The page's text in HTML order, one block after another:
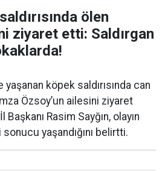
ölen
ziyaret etti: Saldırgan
yaşanan köpek saldırısında can
Özsoy’un ailesini ziyaret
Başkanı Rasim Sayğın, olayın
yaşandığını belirtti.